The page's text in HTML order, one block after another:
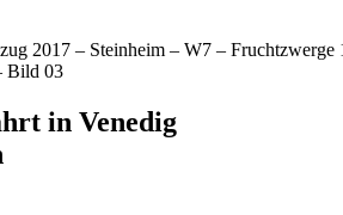
2017 – Steinheim – W7 – Fruchtzwerge
Bild 03
in Venedig